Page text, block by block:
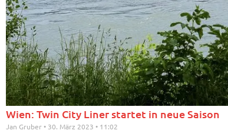
Wien: Twin City Liner startet in neue Saison
Jan Gruber 30. März 2023 11:02